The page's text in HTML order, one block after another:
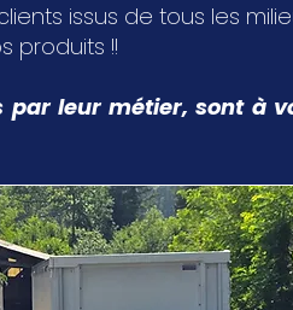
issus de tous les
produits !!
par leur métier, sont à